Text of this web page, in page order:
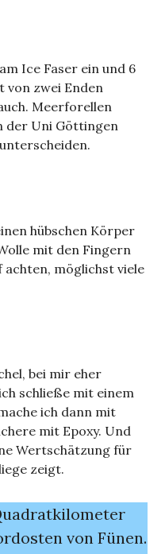
Ice Faser ein und 6
von zwei Enden
Meerforellen
der Uni Göttingen
hübschen Körper
mit den Fingern
achten, möglichst viele
bei mir eher
schließe mit einem
ich dann mit
mit Epoxy. Und
Wertschätzung für
zeigt.
von Fünen.